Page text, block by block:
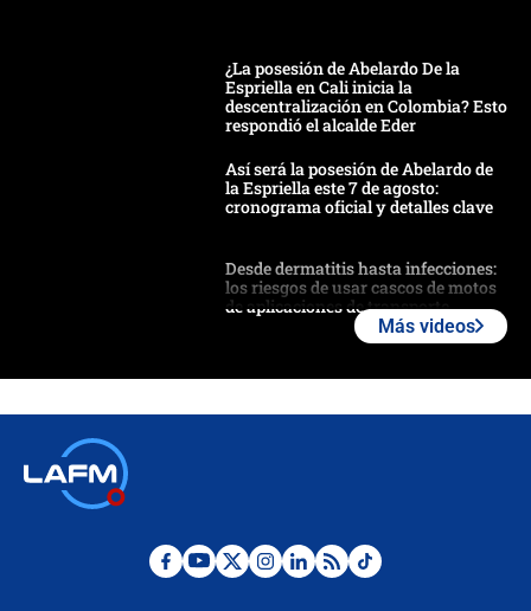
¿La posesión de Abelardo De la
Espriella en Cali inicia la
descentralización en Colombia? Esto
respondió el alcalde Eder
Así será la posesión de Abelardo de
la Espriella este 7 de agosto:
cronograma oficial y detalles clave
Desde dermatitis hasta infecciones:
los riesgos de usar cascos de motos
de aplicaciones de transporte
Posesión de Abelardo De La Espriella
Más videos